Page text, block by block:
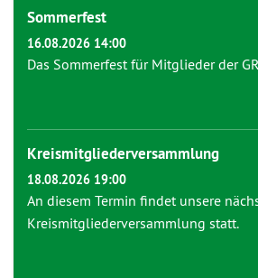
Sommerfest
16.08.2026 14:00
Das Sommerfest für Mitglieder der
Kreismitgliederversammlung
18.08.2026 19:00
An diesem Termin findet unsere
Kreismitgliederversammlung statt.